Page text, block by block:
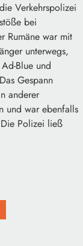
Verkehrspolizei
bei
Rumäne war mit
unterwegs,
Blue und
Gespann
anderer
und war ebenfalls
Polizei ließ